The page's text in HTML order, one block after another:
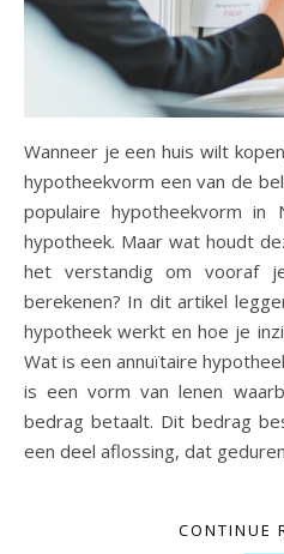
Wanneer je een huis wilt kopen, is het kiezen van de juiste
hypotheekvorm een van de
populaire hypotheekvorm in
hypotheek. Maar wat houdt
het verstandig om vooraf
berekenen? In dit artikel
hypotheek werkt en hoe je
Wat is een annuïtaire
is een vorm van lenen
bedrag betaalt. Dit bedrag
een deel aflossing, dat
CONTINUE